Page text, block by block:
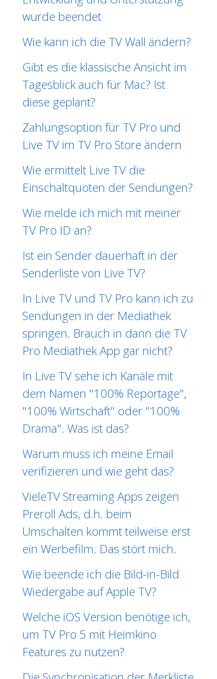
wurde beendet
Wie kann ich die TV Wall ändern?
Gibt es die klassische Ansicht im
Tagesblick auch für Mac? Ist
diese geplant?
Zahlungsoption für TV Pro und
Live TV im TV Pro Store ändern
Wie ermittelt Live TV die
Einschaltquoten der Sendungen?
Wie melde ich mich mit meiner
TV Pro ID an?
Ist ein Sender dauerhaft in der
Senderliste von Live TV?
In Live TV und TV Pro kann ich zu
Sendungen in der Mediathek
springen. Brauch in dann die TV
Pro Mediathek App gar nicht?
In Live TV sehe ich Kanäle mit
dem Namen "100% Reportage",
"100% Wirtschaft" oder "100%
Drama". Was ist das?
Warum muss ich meine Email
verifizieren und wie geht das?
VieleTV Streaming Apps zeigen
Preroll Ads, d.h. beim
Umschalten kommt teilweise erst
ein Werbefilm. Das stört mich.
Wie beende ich die Bild-in-Bild
Wiedergabe auf Apple TV?
Welche iOS Version benötige ich,
um TV Pro 5 mit Heimkino
Features zu nutzen?